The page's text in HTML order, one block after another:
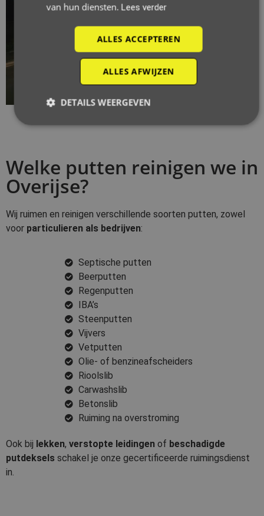
Welke putten reinigen we in
Overijse?
Wij ruimen en reinigen verschillende soorten putten, zowel
voor particulieren als bedrijven:
Septische putten
Beerputten
Regenputten
IBA’s
Steenputten
Vijvers
Vetputten
Olie- of benzineafscheiders
Rioolslib
Carwashslib
Betonslib
Ruiming na overstroming
Ook bij lekken, verstopte leidingen of beschadigde
putdeksels schakel je onze gecertificeerde ruimingsdienst
in.
van hun diensten. Lees verder
ALLES ACCEPTEREN
ALLES AFWIJZEN
DETAILS WEERGEVEN